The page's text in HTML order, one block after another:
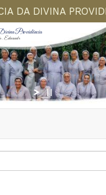
DA DIVINA
Providência
. Educando